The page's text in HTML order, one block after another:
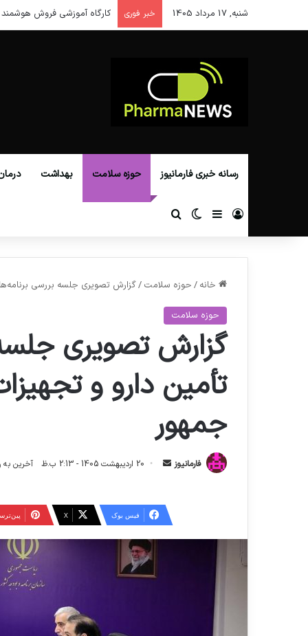
شنبه, 17 مرداد 1405 خبر فوری کارگاه آموزشی فروش هوشمند
رسانه خبری فارمانیوز حوزه سلامت بهداشت
ورود سایدبارتغییر پوسته
خانه / حوزه سلامت /گزارش تصویری جلسه بررسی
حوزه سلامت
گزارش تصویری
تأمین دارو و
جمهور
فارمانیوز
م
20 اردیبهشت 1405 - 2:13 ب.ظ
آخرین به روز رسانی:
فیس بوک X